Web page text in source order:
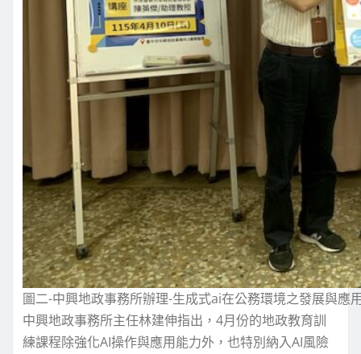
圖二-中興地政事務所辦理-生成式ai在公務環境之發展與應
中興地政事務所主任林建伸指出，4月份的地政教育訓
練課程除強化AI操作與應用能力外，也特別納入AI風險